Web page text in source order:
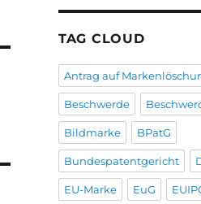
TAG CLOUD
Antrag auf
Beschwerde
Bildmarke BPatG
Bundespatentgericht
EU-Marke EuG